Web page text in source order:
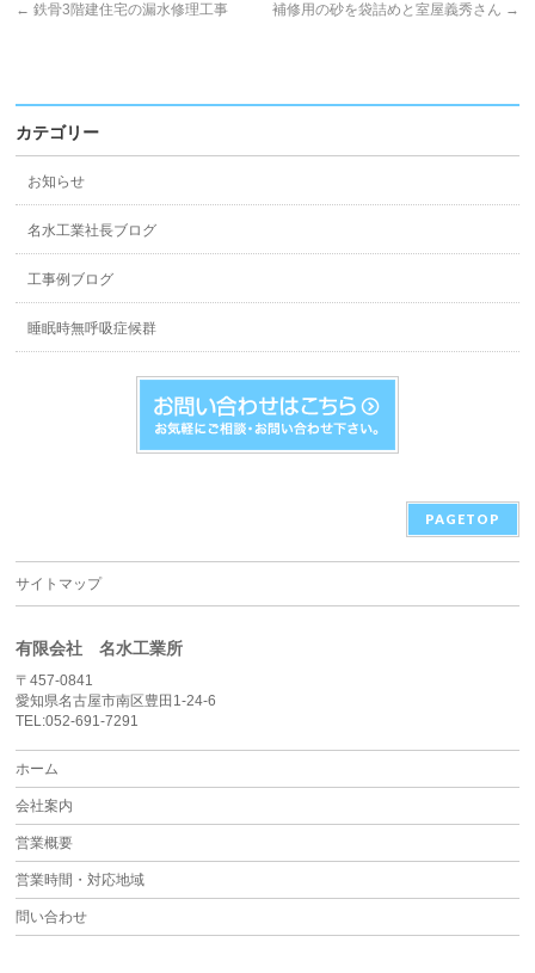
← 鉄骨3階建住宅の漏水修理工事 補修用の砂を袋詰めと室屋義秀さん →
カテゴリー
お知らせ
名水工業社長ブログ
工事例ブログ
睡眠時無呼吸症候群
PAGETOP
サイトマップ
有限会社 名水工業所
〒457-0841
愛知県名古屋市南区豊田1-24-6
TEL:052-691-7291
ホーム
会社案内
営業概要
営業時間・対応地域
問い合わせ